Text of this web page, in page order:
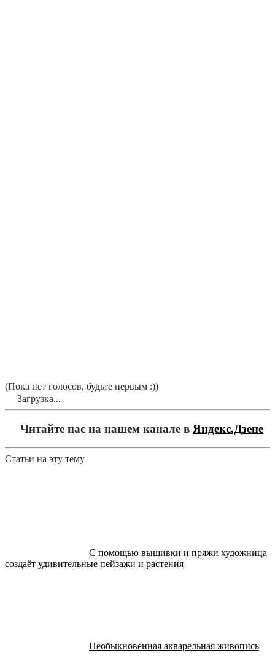
(Пока нет голосов, будьте первым :))
Загрузка...
Читайте нас на нашем канале в Яндекс.Дзене
Статьи на эту тему
С помощью вышивки и пряжи художница
создаёт удивительные пейзажи и растения
Необыкновенная акварельная живопись